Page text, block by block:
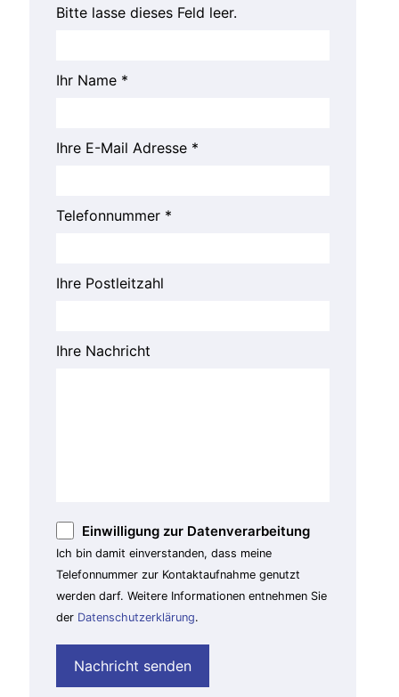
Bitte lasse dieses Feld leer.
Ihr Name *
Ihre E-Mail Adresse *
Telefonnummer *
Ihre Postleitzahl
Ihre Nachricht
Einwilligung zur Datenverarbeitung
Ich bin damit einverstanden, dass meine
Telefonnummer zur Kontaktaufnahme genutzt
werden darf. Weitere Informationen entnehmen Sie
der Datenschutzerklärung.